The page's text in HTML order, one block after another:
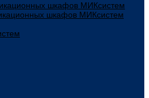
шкафов МИКсистем
шкафов МИКсистем